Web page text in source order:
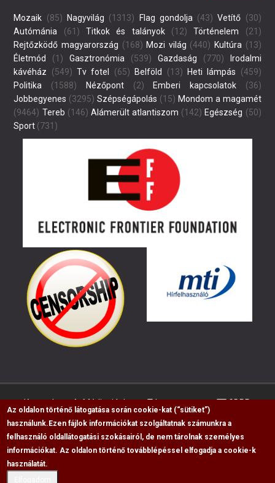
Mozaik (85) Nagyvilág (1313) Flag gondolja (43) Vetítő (30)
Autómánia (61) Titkok és talányok(12) Történelem (21)
Rejtőzködő magyarország (168) Mozi világ (440) Kultúra (13)
Életmód
(1) Gasztronómia (539) Gazdaság (770)
Irodalmi
kávéház (549) Tv fotel (65) Belföld (13) Heti lámpás (459)
Politika (1588) Nézőpont(2) Emberi kapcsolatok(36)
Jobbegyenes (3295) Szépségápolás (15) Mondom a magamét
(9464) Tereb (146) Alámerült atlantiszom (142) Egészség (50)
Sport (731)
Kapcsolat Médiaajánlat Impresszum GDPR
RSS
Copyright © 2009-2026, Flag Polgári Magazin saját
Az oldalon történő látogatása során cookie-kat (“sütiket”)
használunk. Ezen fájlok információkat szolgáltatnak számunkra a
felhasználó oldallátogatási szokásairól, de nem tárolnak személyes
információkat. Az oldalon történő továbblépéssel elfogadja a cookie-k
használatát.